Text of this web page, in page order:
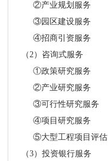
②产业规划服务
③园区建设服务
④招商引资服务
（2）咨询式服务
①政策研究服务
②产业研究服务
③可行性研究服务
④项目研究服务
⑤大型工程项目评估
（3）投资银行服务